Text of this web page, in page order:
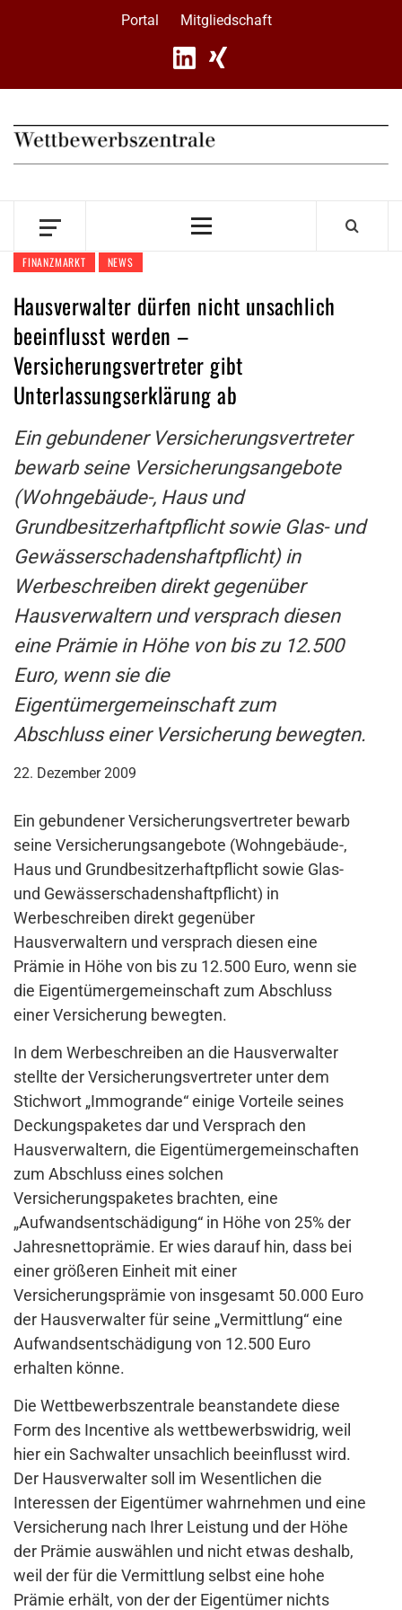
Portal Mitgliedschaft
Primary
FINANZMARKT NEWS
Hausverwalter dürfen nicht unsachlich
beeinflusst werden –
Versicherungsvertreter gibt
Unterlassungserklärung ab
Ein gebundener Versicherungsvertreter
bewarb seine Versicherungsangebote
(Wohngebäude-, Haus und
Grundbesitzerhaftpflicht sowie Glas- und
Gewässerschadenshaftpflicht) in
Werbeschreiben direkt gegenüber
Hausverwaltern und versprach diesen
eine Prämie in Höhe von bis zu 12.500
Euro, wenn sie die
Eigentümergemeinschaft zum
Abschluss einer Versicherung bewegten.
22. Dezember 2009
Ein gebundener Versicherungsvertreter bewarb
seine Versicherungsangebote (Wohngebäude-,
Haus und Grundbesitzerhaftpflicht sowie Glas-
und Gewässerschadenshaftpflicht) in
Werbeschreiben direkt gegenüber
Hausverwaltern und versprach diesen eine
Prämie in Höhe von bis zu 12.500 Euro, wenn sie
die Eigentümergemeinschaft zum Abschluss
einer Versicherung bewegten.
In dem Werbeschreiben an die Hausverwalter
stellte der Versicherungsvertreter unter dem
Stichwort „Immogrande“ einige Vorteile seines
Deckungspaketes dar und Versprach den
Hausverwaltern, die Eigentümergemeinschaften
zum Abschluss eines solchen
Versicherungspaketes brachten, eine
„Aufwandsentschädigung“ in Höhe von 25% der
Jahresnettoprämie. Er wies darauf hin, dass bei
einer größeren Einheit mit einer
Versicherungsprämie von insgesamt 50.000 Euro
der Hausverwalter für seine „Vermittlung“ eine
Aufwandsentschädigung von 12.500 Euro
erhalten könne.
Die Wettbewerbszentrale beanstandete diese
Form des Incentive als wettbewerbswidrig, weil
hier ein Sachwalter unsachlich beeinflusst wird.
Der Hausverwalter soll im Wesentlichen die
Interessen der Eigentümer wahrnehmen und eine
Versicherung nach Ihrer Leistung und der Höhe
der Prämie auswählen und nicht etwas deshalb,
weil der für die Vermittlung selbst eine hohe
Prämie erhält, von der der Eigentümer nichts